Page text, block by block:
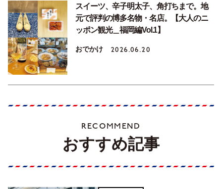
スイーツ、辛子明太子、角打ちまで。地
元で評判の博多名物・名店。【大人のニ
ッポン観光＿福岡編Vol.1】
おでかけ 2026.06.20
RECOMMEND
おすすめ記事